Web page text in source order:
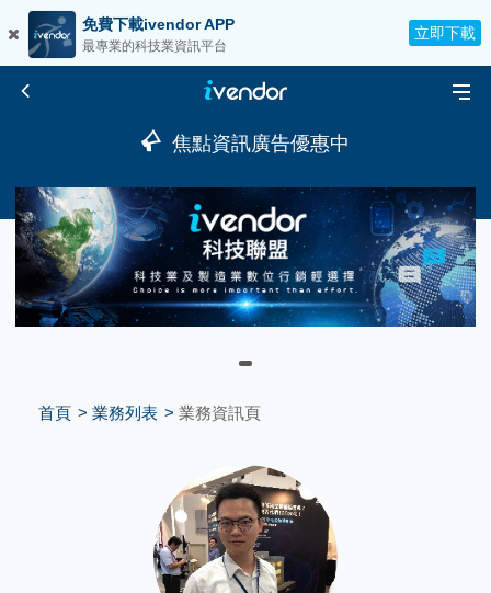
免費下載ivendor APP
最專業的科技業資訊平台
立即下載
焦點資訊廣告優惠中
首頁 業務列表 業務資訊頁